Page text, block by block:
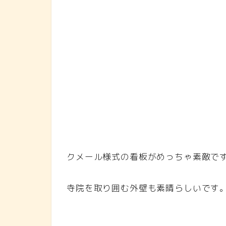
クメール様式の看板がめっちゃ素敵で
寺院を取り囲む外壁も素晴らしいです